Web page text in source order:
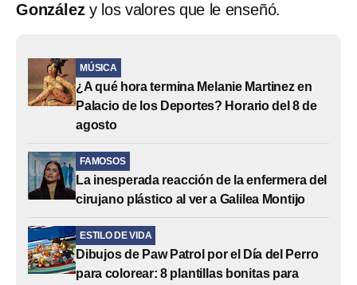
Gonzálezy los valores que le enseñó.
MÚSICA
¿A qué hora termina Melanie Martinez en
Palacio de los Deportes? Horario del 8 de
agosto
FAMOSOS
La inesperada reacción de la enfermera del
cirujano plástico al ver a Galilea Montijo
ESTILO DE VIDA
Dibujos de Paw Patrol por el Día del Perro
para colorear: 8 plantillas bonitas para